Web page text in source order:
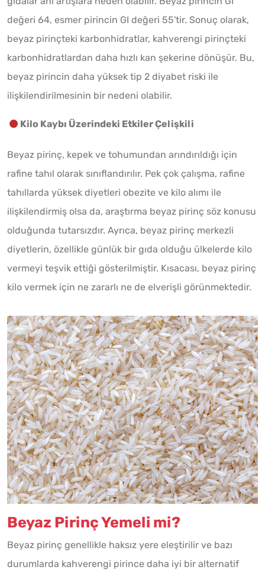
değeri 64, esmer pirincin GI değeri 55'tir. Sonuç olarak,
beyaz pirinçteki karbonhidratlar, kahverengi pirinçteki
karbonhidratlardan daha hızlı kan şekerine dönüşür. Bu,
beyaz pirincin daha yüksek tip 2 diyabet riski ile
ilişkilendirilmesinin bir nedeni olabilir.
Kilo Kaybı Üzerindeki Etkiler Çelişkili
Beyaz pirinç, kepek ve tohumundan arındırıldığı için
rafine tahıl olarak sınıflandırılır. Pek çok çalışma, rafine
tahıllarda yüksek diyetleri obezite ve kilo alımı ile
ilişkilendirmiş olsa da, araştırma beyaz pirinç söz konusu
olduğunda tutarsızdır. Ayrıca, beyaz pirinç merkezli
diyetlerin, özellikle günlük bir gıda olduğu ülkelerde kilo
vermeyi teşvik ettiği gösterilmiştir. Kısacası, beyaz pirinç
kilo vermek için ne zararlı ne de elverişli görünmektedir.
Beyaz Pirinç Yemeli mi?
Beyaz pirinç genellikle haksız yere eleştirilir ve bazı
durumlarda kahverengi pirince daha iyi bir alternatif